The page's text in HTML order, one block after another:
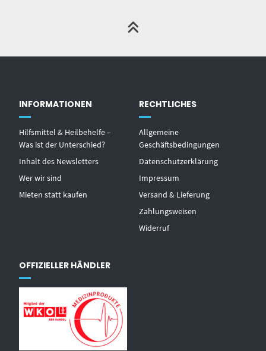
INFORMATIONEN
Hilfsmittel & Heilbehelfe –
Was ist der Unterschied?
Inhalt des Newsletters
Wer wir sind
Mieten statt kaufen
RECHTLICHES
Allgemeine
Geschäftsbedingungen
Datenschutzerklärung
Impressum
Versand & Lieferung
Zahlungsweisen
Widerruf
OFFIZIELLER HÄNDLER